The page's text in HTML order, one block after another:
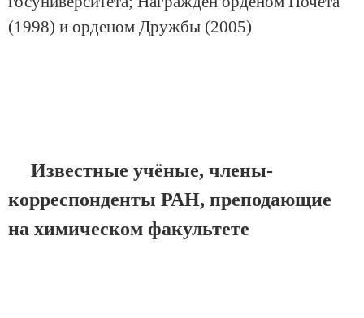
(1998) и орденом Дружбы (2005)
Известные учёные, члены-
корреспонденты РАН, преподающие
на химическом факультете